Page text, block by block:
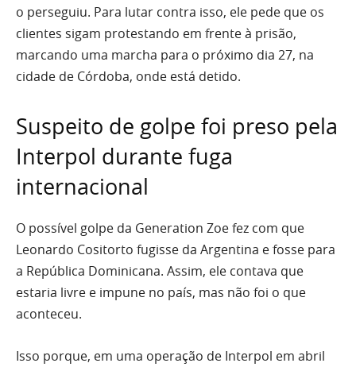
o perseguiu. Para lutar contra isso, ele pede que os
clientes sigam protestando em frente à prisão,
marcando uma marcha para o próximo dia 27, na
cidade de Córdoba, onde está detido.
Suspeito de golpe foi preso pela
Interpol durante fuga
internacional
O possível golpe da Generation Zoe fez com que
Leonardo Cositorto fugisse da Argentina e fosse para
a República Dominicana. Assim, ele contava que
estaria livre e impune no país, mas não foi o que
aconteceu.
Isso porque, em uma operação de Interpol em abril